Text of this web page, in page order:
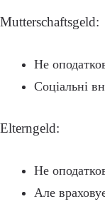
Mutterschaftsgeld:
Не
Соціальні
Elterngeld:
Не
Але